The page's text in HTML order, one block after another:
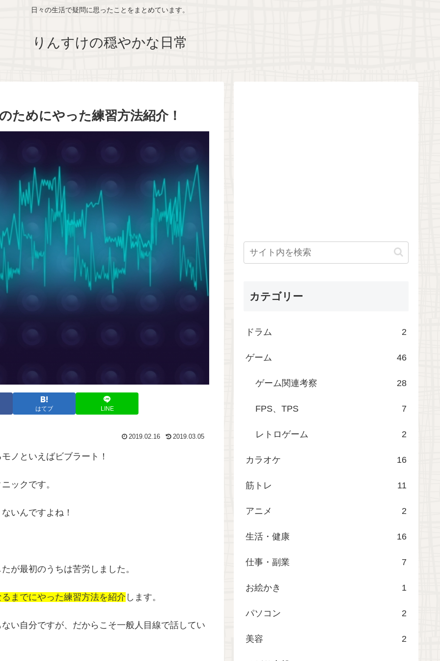
日々の生活で疑問に思ったことをまとめています。
りんすけの穏やかな日常
ためにやった練習方法紹介！
はてブ LINE
2019.02.16 2019.03.05
ノといえばビブラート！
ックです。
いんですよね！
が最初のうちは苦労しました。
までにやった練習方法を紹介 します。
い自分ですが、だからこそ一般人目線で話してい
カテゴリー
ドラム 2
ゲーム 46
ゲーム関連考察 28
FPS、TPS 7
レトロゲーム 2
カラオケ 16
筋トレ 11
アニメ 2
生活・健康 16
仕事・副業 7
お絵かき 1
パソコン 2
美容 2